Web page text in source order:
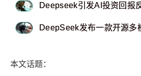
Deepseek引发AI投资回报
DeepSeek发布一款开源
本文话题：